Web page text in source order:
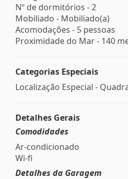
Nº de dormitórios - 2
Mobiliado - Mobiliado(a)
Acomodações - 5 pessoas
Proximidade do Mar - 140
Categorias Especiais
Localização Especial -
Detalhes Gerais
Comodidades
Ar-condicionado
Wi-fi
Detalhes da Garagem